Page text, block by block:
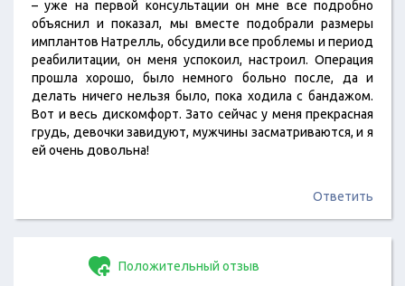
– уже на первой консультации он мне все подробно
объяснил и показал, мы вместе подобрали размеры
имплантов Натрелль, обсудили все проблемы и период
реабилитации, он меня успокоил, настроил. Операция
прошла хорошо, было немного больно после, да и
делать ничего нельзя было, пока ходила с бандажом.
Вот и весь дискомфорт. Зато сейчас у меня прекрасная
грудь, девочки завидуют, мужчины засматриваются, и я
ей очень довольна!
Ответить
Положительный отзыв